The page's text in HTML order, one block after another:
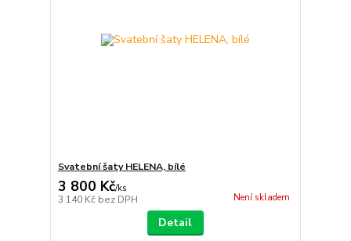
Svatební šaty HELENA, bílé
3 800 Kč/ks
3 140 Kč bez DPH Není skladem
Detail